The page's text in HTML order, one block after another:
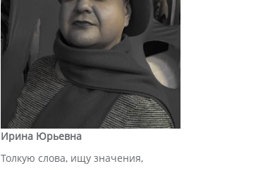
Ирина Юрьевна
Толкую слова, ищу значения,